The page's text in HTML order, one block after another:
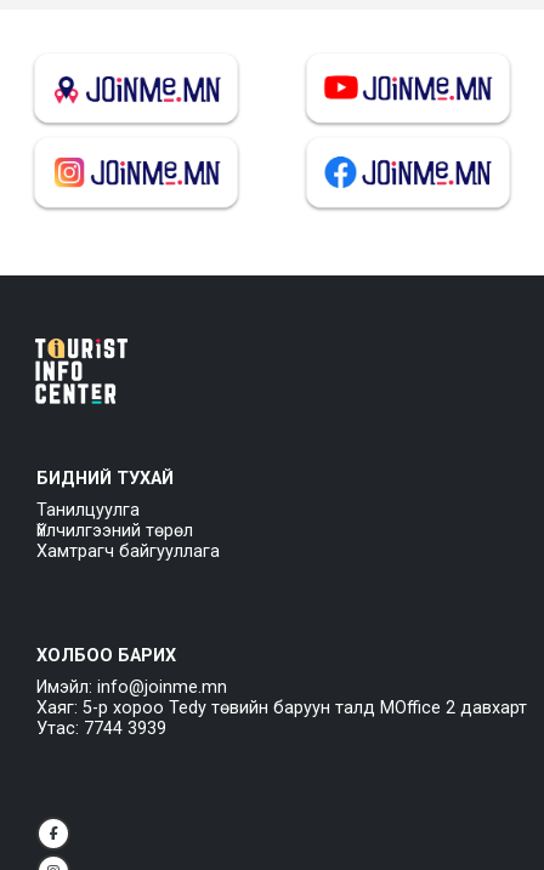
БИДНИЙ ТУХАЙ
Танилцуулга
Үйлчилгээний төрөл
Хамтрагч байгууллага
ХОЛБОО БАРИХ
Имэйл: info@joinme.mn
Хаяг: 5-р хороо Tedy төвийн баруун талд MOffice 2 давхарт
Утас: 7744 3939